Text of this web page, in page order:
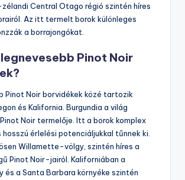
Central Otago régió szintén híres
Az itt termelt borok különleges
a borrajongókat.
Pinot Noir
Pinot Noir borvidékek közé tartozik
és Kalifornia. Burgundia a világ
Noir termelője. Itt a borok komplex
hosszú érlelési potenciáljukkal tűnnek ki.
Willamette-völgy, szintén híres a
Pinot Noir-jairól. Kaliforniában a
és a Santa Barbara környéke szintén